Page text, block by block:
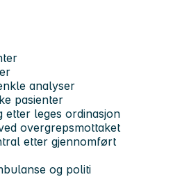
analyser
pasienter
etter leges ordinasjon
overgrepsmottaket
etter gjennomført
og politi